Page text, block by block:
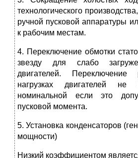
технологического
ручной пусковой аппаратуры
к рабочим местам.
4. Переключение обмотки
звезду для слабо
двигателей. Переключение
нагрузках двигателей
номинальной если это
пусковой момента.
5. Установка конденсаторов
мощности)
Низкий коэффициентом